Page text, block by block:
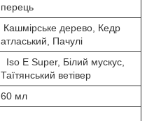
перець
Кашмірське дерево, Кедр
атласький, Пачулі
Iso E Super, Білий мускус,
Таїтянський ветівер
60 мл